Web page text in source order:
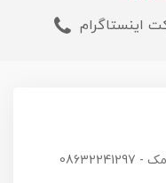
اینستاگرام